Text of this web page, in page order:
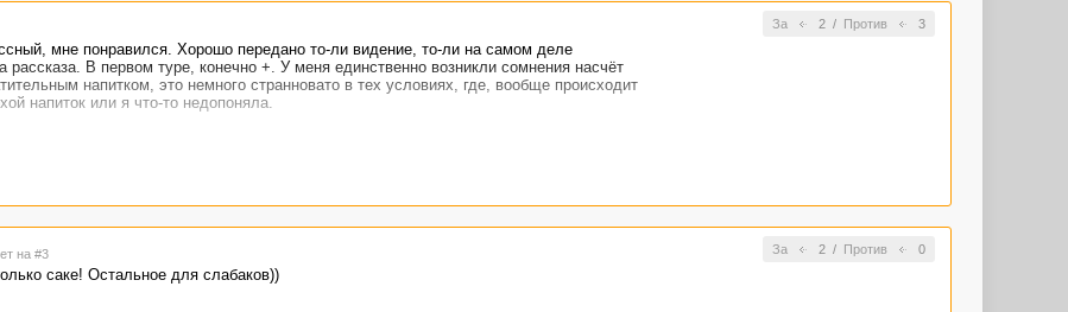
За 2/ Против 3
мне понравился. Хорошо передано то-ли видение, то-ли на самом деле
рассказа. В первом туре, конечно +. У меня единственно возникли сомнения насчёт
напитком, это немного странновато в тех условиях, где, вообще происходит
напиток или я что-то недопоняла.
За 2/ Против 0
на #3
саке! Остальное для слабаков))